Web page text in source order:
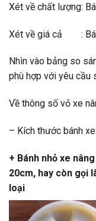
Xét về chất lượng:
Xét về giá cả :
Nhìn vào bảng so
phù hợp với yêu cầu
Về thông số vỏ xe
– Kích thước bánh xe:
+ Bánh nhỏ xe
20cm, hay còn gọi
loại